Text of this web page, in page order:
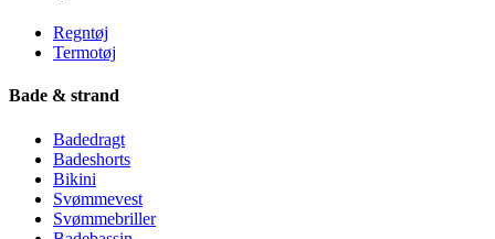
Regntøj
Termotøj
Bade & strand
Badedragt
Badeshorts
Bikini
Svømmevest
Svømmebriller